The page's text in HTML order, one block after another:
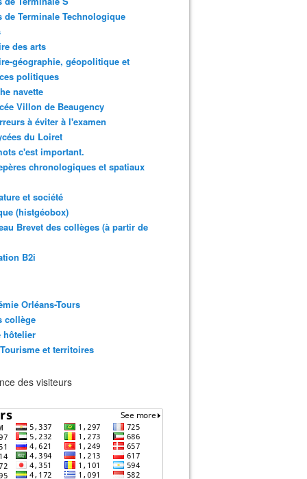
de Terminale Technologique
des arts
géographie, géopolitique et
politiques
navette
Villon de Beaugency
à éviter à l'examen
du Loiret
c'est important.
chronologiques et spatiaux
et société
(histgéobox)
Brevet des collèges (à partir de
B2i
Orléans-Tours
collège
hôtelier
et territoires
des visiteurs